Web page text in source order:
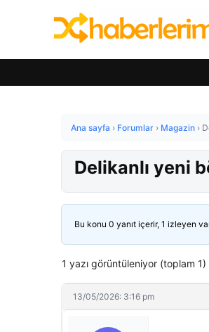
Ana sayfa › Forumlar › Magazin ›
Delikanlı yeni
Bu konu 0 yanıt içerir, 1 izleyen
1 yazı görüntüleniyor (toplam 1)
13/05/2026: 3:16 pm